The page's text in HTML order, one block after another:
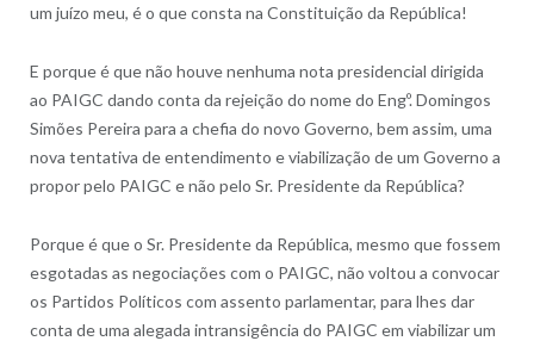
um juízo meu, é o que consta na Constituição da República!
E porque é que não houve nenhuma nota presidencial dirigida
ao PAIGC dando conta da rejeição do nome do Engº. Domingos
Simões Pereira para a chefia do novo Governo, bem assim, uma
nova tentativa de entendimento e viabilização de um Governo a
propor pelo PAIGC e não pelo Sr. Presidente da República?
Porque é que o Sr. Presidente da República, mesmo que fossem
esgotadas as negociações com o PAIGC, não voltou a convocar
os Partidos Políticos com assento parlamentar, para lhes dar
conta de uma alegada intransigência do PAIGC em viabilizar um